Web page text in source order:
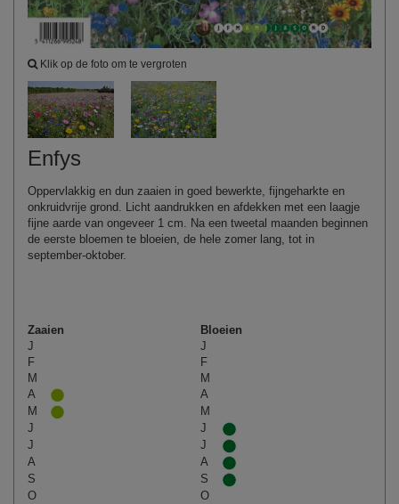
Klik op de foto om te vergroten
Enfys
Oppervlakkig en dun zaaien in goed bewerkte, fijngeharkte en
onkruidvrije grond. Licht aandrukken en afdekken met een laagje
fijne aarde van ongeveer 1 cm. Na een tweetal maanden beginnen
de eerste bloemen te bloeien, de hele zomer lang, tot in
september‑oktober.
Zaaien
Bloeien
J
J
F
F
M
M
A
A
M
M
J
J
J
J
A
A
S
S
O
O